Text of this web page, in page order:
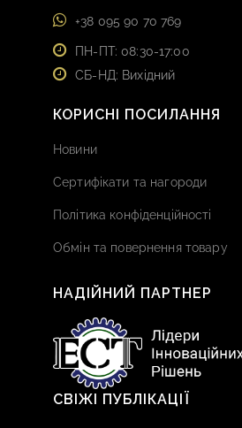
+38 095 90 70 769
ПН-ПТ: 08:30-17:00
СБ-НД: Вихідний
КОРИСНІ ПОСИЛАННЯ
Новини
Сертифікати та нагороди
Політика конфіденційності
Обмін та повернення товару
НАДІЙНИЙ ПАРТНЕР
СВІЖІ ПУБЛІКАЦІЇ